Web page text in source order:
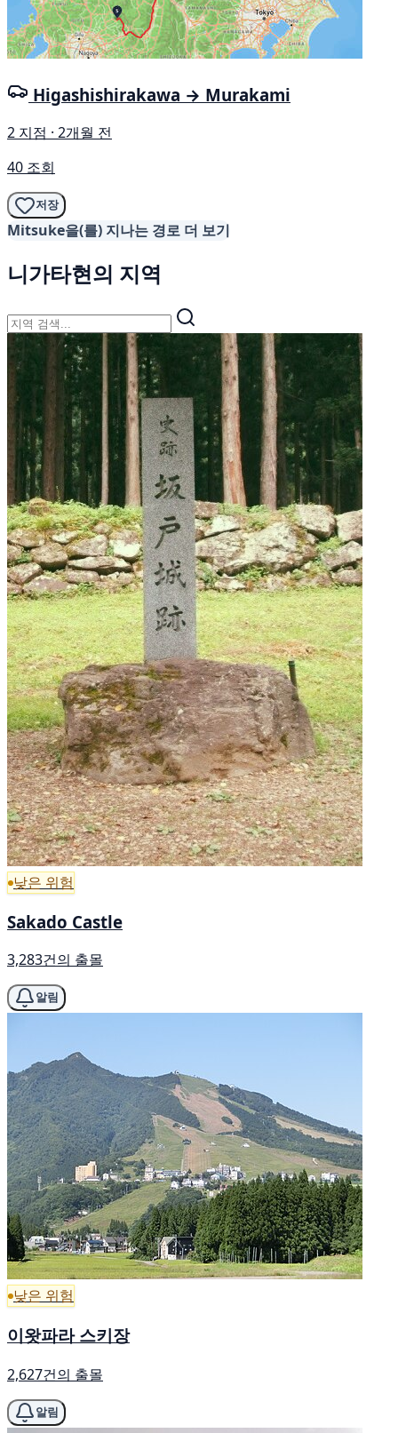
Higashishirakawa → Murakami
2 지점 · 2개월 전
40 조회
저장
Mitsuke을(를) 지나는 경로 더 보기
니가타현의 지역
낮은 위험
Sakado Castle
3,283건의 출몰
알림
낮은 위험
이왓파라 스키장
2,627건의 출몰
알림